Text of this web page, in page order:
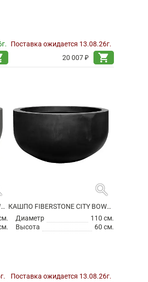
Поставка ожидается 13.08.26г.
20 007 ₽
shopping_cart
КАШПО FIBERSTONE CITY BOWL L GREY
search
КАШПО FIBERSTONE CITY BOWL M BLACK
Диаметр
110 см.
Высота
60 см.
Поставка ожидается 13.08.26г.